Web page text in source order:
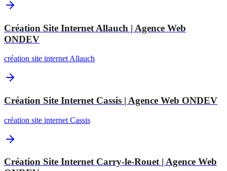
Création Site Internet Allauch | Agence Web
ONDEV
création site internet Allauch
Création Site Internet Cassis | Agence Web ONDEV
création site internet Cassis
Création Site Internet Carry-le-Rouet | Agence Web